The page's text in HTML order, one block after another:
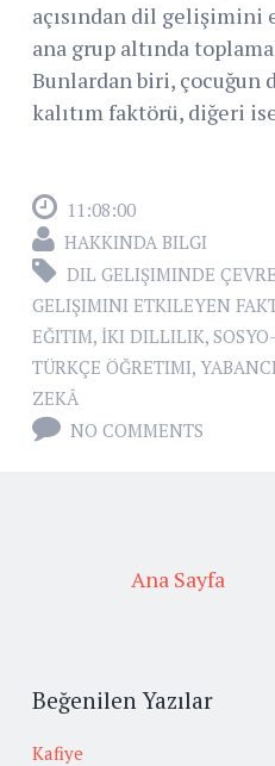
açısından dil
ana grup altında
Bunlardan biri, çocuğun
kalıtım faktörü, diğeri
11:08:00
HAKKINDA BILGI
DIL GELIŞIMINDE
GELIŞIMINI ETKILEYEN
EĞITIM, İKI DILLILIK,
TÜRKÇE ÖĞRETIMI,
ZEKÂ
NO COMMENTS
Ana Sayfa
Beğenilen Yazılar
Kafiye